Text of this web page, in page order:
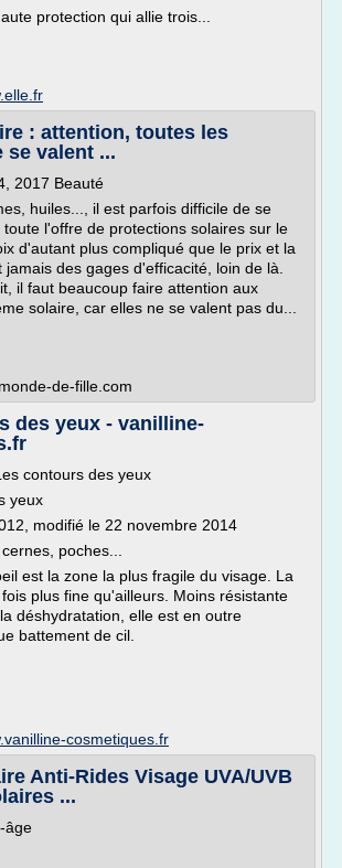
protection qui allie trois...
: attention, toutes les
se valent ...
2017 Beauté
huiles..., il est parfois difficile de se
l'offre de protections solaires sur le
d'autant plus compliqué que le prix et la
des gages d'efficacité, loin de là.
il faut beaucoup faire attention aux
solaire, car elles ne se valent pas du...
de-fille.com
des yeux - vanilline-
contours des yeux
yeux
modifié le 22 novembre 2014
poches...
est la zone la plus fragile du visage. La
plus fine qu'ailleurs. Moins résistante
déshydratation, elle est en outre
battement de cil.
cosmetiques.fr
Anti-Rides Visage UVA/UVB
...
âge